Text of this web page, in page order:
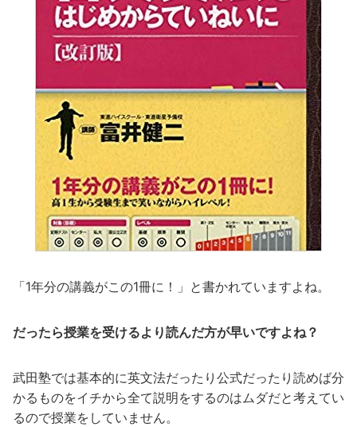
「1年分の講義がこの1冊に！」と書かれていますよね。
だったら授業を受けるより読んだ方が早いですよね？
武田塾では基本的に英文法だったり公式だったり読めば分
かるものをイチから全て説明をするのはムダだと考えてい
るので授業をしていません。